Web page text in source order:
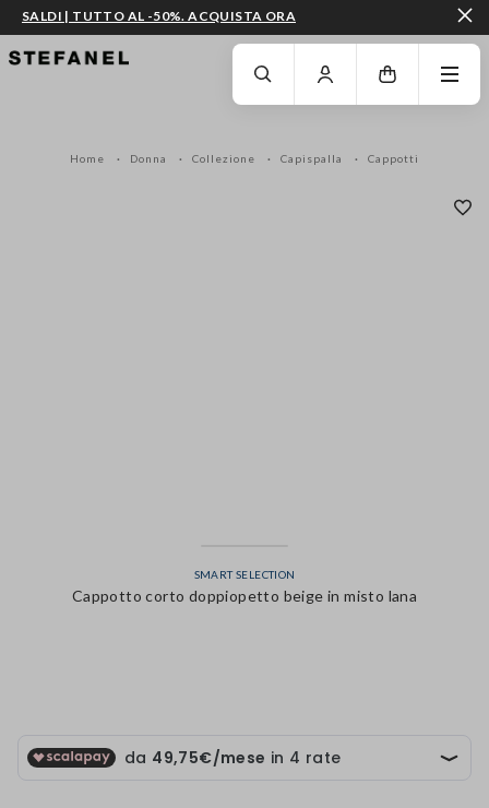
VAI AL CONTENUTO PRINCIPALE SCENDI AL FONDO DELLA PAGINA
SALDI | TUTTO AL -50%. ACQUISTA ORA
Home Donna Collezione Capispalla Cappotti
SMART SELECTION
Cappotto corto doppiopetto beige in misto lana